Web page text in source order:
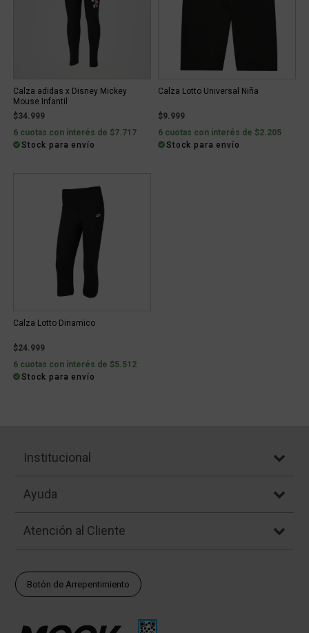
Calza adidas x Disney Mickey
Mouse Infantil
$34.999
6 cuotas con interés de $7.717
Stock para envío
Calza Lotto Universal Niña
$9.999
6 cuotas con interés de $2.205
Stock para envío
Calza Lotto Dinamico
$24.999
6 cuotas con interés de $5.512
Stock para envío
Institucional
Ayuda
Atención al Cliente
Botón de Arrepentimiento